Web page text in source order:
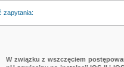
zapytania:
W związku z wszczęciem